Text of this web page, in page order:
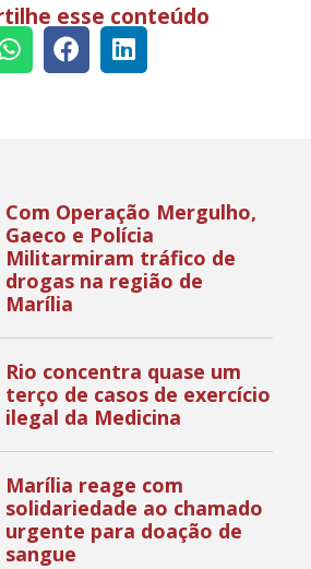
esse conteúdo
Com Operação Mergulho,
Gaeco e Polícia
Militarmiram tráfico de
drogas na região de
Marília
Rio concentra quase um
terço de casos de exercício
ilegal da Medicina
Marília reage com
solidariedade ao chamado
urgente para doação de
sangue